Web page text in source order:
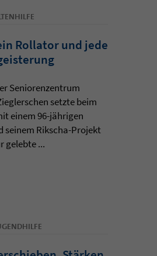
Rollator und jede
Seniorenzentrum
setzte beim
einem 96-jährigen
seinem Rikscha-Projekt
gelebte ...